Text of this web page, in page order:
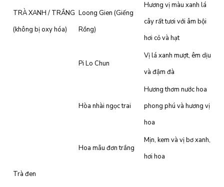
TRÀ XANH / TRẮNG
(không bị oxy hóa)
Loong Gien (Giếng
Rồng)
Hương vị màu xanh lá
cây rất tươi với âm bội
hơi cỏ và hạt
Pi Lo Chun
Vị lá xanh mượt, êm dịu
và đậm đà
Hòa nhài ngọc trai
Hương thơm nước hoa
phong phú và hương vị
hoa
Hoa mẫu đơn trắng
Mịn, kem và vị bơ xanh,
hơi hoa
Trà đen